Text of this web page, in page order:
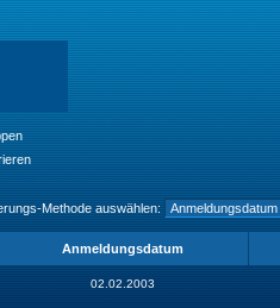
Methode auswählen:
Anmeldungsdatum
02.02.2003